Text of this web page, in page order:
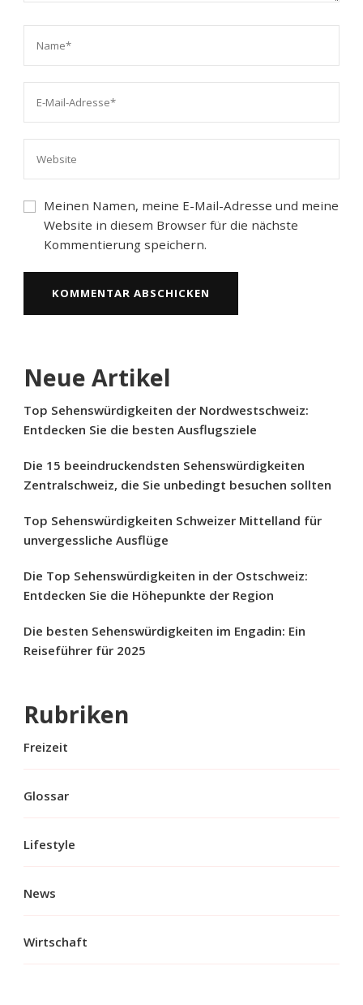
Meinen Namen, meine E-Mail-Adresse und meine
Website in diesem Browser für die nächste
Kommentierung speichern.
Neue Artikel
Top Sehenswürdigkeiten der Nordwestschweiz:
Entdecken Sie die besten Ausflugsziele
Die 15 beeindruckendsten Sehenswürdigkeiten
Zentralschweiz, die Sie unbedingt besuchen sollten
Top Sehenswürdigkeiten Schweizer Mittelland für
unvergessliche Ausflüge
Die Top Sehenswürdigkeiten in der Ostschweiz:
Entdecken Sie die Höhepunkte der Region
Die besten Sehenswürdigkeiten im Engadin: Ein
Reiseführer für 2025
Rubriken
Freizeit
Glossar
Lifestyle
News
Wirtschaft